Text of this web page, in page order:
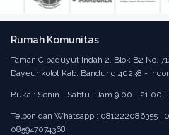
Rumah Komunitas
Taman Cibaduyut Indah 2, Blok B2 No.
Dayeuhkolot Kab. Bandung 40238 -
Buka : Senin - Sabtu : Jam 9.00 - 21.00
Telpon dan Whatsapp : 081222086355 |
085947074368